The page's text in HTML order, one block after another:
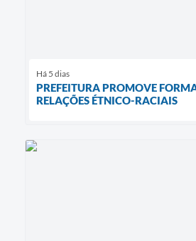
Há 5 dias
PREFEITURA PROMOVE
RELAÇÕES ÉTNICO-RACIAIS